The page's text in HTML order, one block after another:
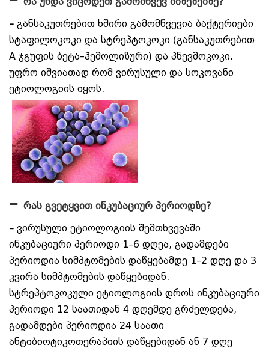
– განსაკუთრებით ხშირი გამომწვევია ბაქტერიები
სტაფილოკოკი და სტრეპტოკოკი (განსაკუთრებით
A ჯგუფის ბეტა–ჰემოლიზური) და პნევმოკოკი.
უფრო იშვიათად რომ ვირუსული და სოკოვანი
ეტიოლოგიის იყოს.
– რას გვეტყვით ინკუბაციურ პერიოდზე?
– ვირუსული ეტიოლოგიის შემთხვევაში
ინკუბაციური პერიოდი 1–6 დღეა, გადამდები
პერიოდია სიმპტომების დაწყებამდე 1–2 დღე და 3
კვირა სიმპტომების დაწყებიდან.
სტრეპტოკოკული ეტიოლოგიის დროს ინკუბაციური
პერიოდი 12 საათიდან 4 დღემდე გრძელდება,
გადამდები პერიოდია 24 საათი
ანტიბიოტიკოთერაპიის დაწყებიდან ან 7 დღე